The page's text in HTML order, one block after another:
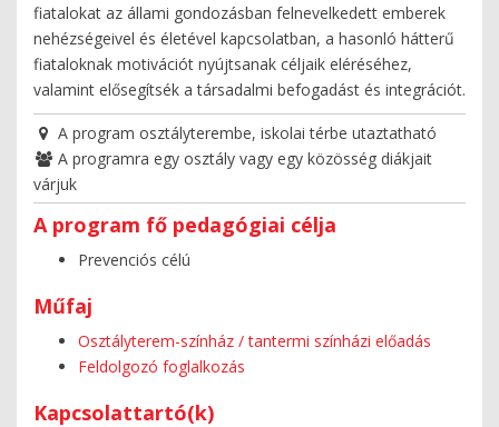
fiatalokat az állami gondozásban felnevelkedett emberek
nehézségeivel és életével kapcsolatban, a hasonló hátterű
fiataloknak motivációt nyújtsanak céljaik eléréséhez,
valamint elősegítsék a társadalmi befogadást és integrációt.
A program osztályterembe, iskolai térbe utaztatható
A programra egy osztály vagy egy közösség diákjait
várjuk
A program fő pedagógiai célja
Prevenciós célú
Műfaj
Osztályterem-színház / tantermi színházi előadás
Feldolgozó foglalkozás
Kapcsolattartó(k)